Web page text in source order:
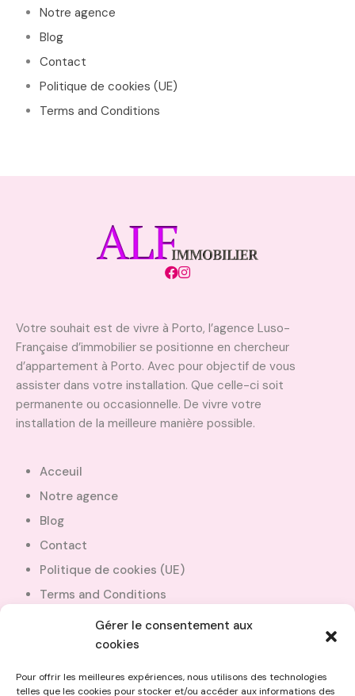
Gérer le consentement aux
cookies
Pour offrir les meilleures expériences, nous utilisons des technologies
telles que les cookies pour stocker et/ou accéder aux informations des
Notre agence
Blog
Contact
Politique de cookies (UE)
Terms and Conditions
Votre souhait est de vivre à Porto, l’agence Luso-
Française d’immobilier se positionne en chercheur
d’appartement à Porto. Avec pour objectif de vous
assister dans votre installation. Que celle-ci soit
permanente ou occasionnelle. De vivre votre
installation de la meilleure manière possible.
Acceuil
Notre agence
Blog
Contact
Politique de cookies (UE)
Terms and Conditions
+351 910 968 240